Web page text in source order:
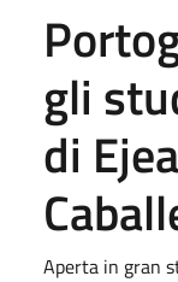
gli
di
Aperta in gran